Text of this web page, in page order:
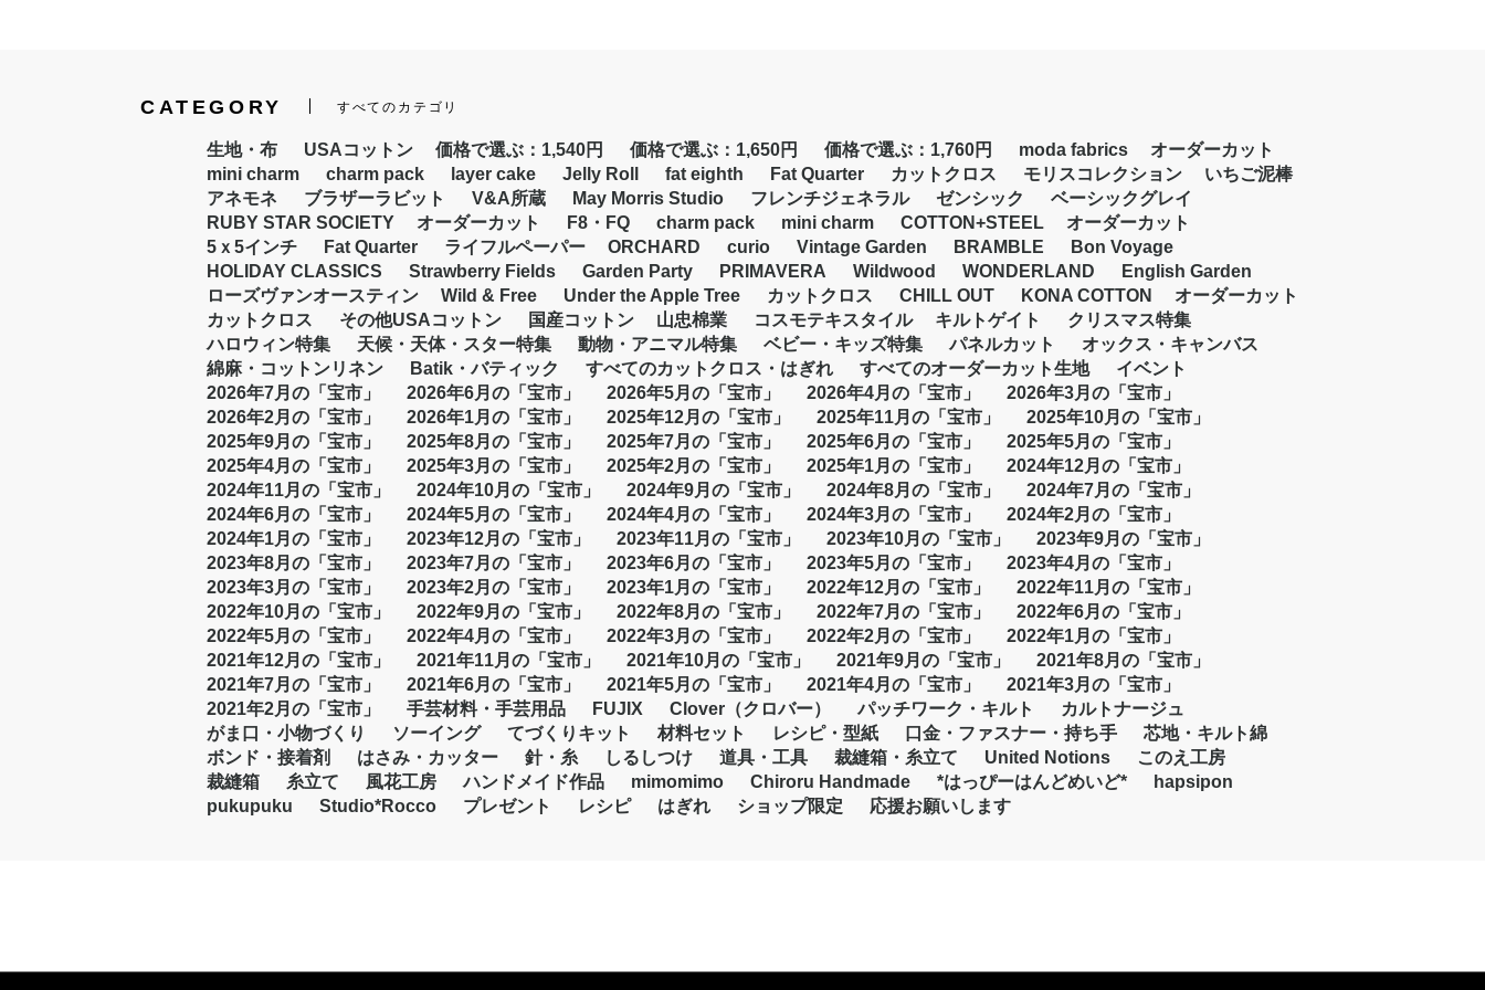
CATEGORY すべてのカテゴリ
生地・布 USAコットン 価格で選ぶ：1,540円 価格で選ぶ：1,650円 価格で選ぶ：1,760円 moda fabrics
オーダーカット
mini charm
charm pack layer cake Jelly Roll fat eighth Fat Quarter カットクロス モリスコレクション
いちご泥棒
アネモネ
ブラザーラビット V&A所蔵 May Morris Studio フレンチジェネラル ゼンシック
ベーシックグレイ
RUBY STAR SOCIETY
オーダーカット F8・FQ charm pack mini charm COTTON+STEEL
オーダーカット
5ｘ5インチ
Fat Quarter ライフルペーパー ORCHARD curio Vintage Garden BRAMBLE
Bon Voyage
HOLIDAY CLASSICS
Strawberry Fields Garden Party PRIMAVERA Wildwood WONDERLAND
English Garden
ローズヴァンオースティン
Wild & Free Under the Apple Tree カットクロス CHILL OUT KONA COTTON
オーダーカット
カットクロス
その他USAコットン 国産コットン 山忠棉業 コスモテキスタイル キルトゲイト
クリスマス特集
ハロウィン特集
天候・天体・スター特集 動物・アニマル特集 ベビー・キッズ特集 パネルカット
オックス・キャンバス
綿麻・コットンリネン
Batik・バティック すべてのカットクロス・はぎれ すべてのオーダーカット生地
イベント
2026年7月の「宝市」
2026年6月の「宝市」 2026年5月の「宝市」 2026年4月の「宝市」
2026年3月の「宝市」
2026年2月の「宝市」
2026年1月の「宝市」 2025年12月の「宝市」 2025年11月の「宝市」
2025年10月の「宝市」
2025年9月の「宝市」
2025年8月の「宝市」 2025年7月の「宝市」 2025年6月の「宝市」
2025年5月の「宝市」
2025年4月の「宝市」
2025年3月の「宝市」 2025年2月の「宝市」 2025年1月の「宝市」
2024年12月の「宝市」
2024年11月の「宝市」
2024年10月の「宝市」 2024年9月の「宝市」 2024年8月の「宝市」
2024年7月の「宝市」
2024年6月の「宝市」
2024年5月の「宝市」 2024年4月の「宝市」 2024年3月の「宝市」
2024年2月の「宝市」
2024年1月の「宝市」
2023年12月の「宝市」 2023年11月の「宝市」 2023年10月の「宝市」
2023年9月の「宝市」
2023年8月の「宝市」
2023年7月の「宝市」 2023年6月の「宝市」 2023年5月の「宝市」
2023年4月の「宝市」
2023年3月の「宝市」
2023年2月の「宝市」 2023年1月の「宝市」 2022年12月の「宝市」
2022年11月の「宝市」
2022年10月の「宝市」
2022年9月の「宝市」 2022年8月の「宝市」 2022年7月の「宝市」
2022年6月の「宝市」
2022年5月の「宝市」
2022年4月の「宝市」 2022年3月の「宝市」 2022年2月の「宝市」
2022年1月の「宝市」
2021年12月の「宝市」
2021年11月の「宝市」 2021年10月の「宝市」 2021年9月の「宝市」
2021年8月の「宝市」
2021年7月の「宝市」
2021年6月の「宝市」 2021年5月の「宝市」 2021年4月の「宝市」
2021年3月の「宝市」
2021年2月の「宝市」
手芸材料・手芸用品 FUJIX Clover（クロバー） パッチワーク・キルト
カルトナージュ
がま口・小物づくり
ソーイング てづくりキット 材料セット レシピ・型紙 口金・ファスナー・持ち手
芯地・キルト綿
ボンド・接着剤
はさみ・カッター 針・糸 しるしつけ 道具・工具 裁縫箱・糸立て United Notions
このえ工房
裁縫箱
糸立て 風花工房 ハンドメイド作品 mimomimo Chiroru Handmade *はっぴーはんどめいど*
hapsipon
pukupuku
Studio*Rocco プレゼント レシピ はぎれ ショップ限定 応援お願いします